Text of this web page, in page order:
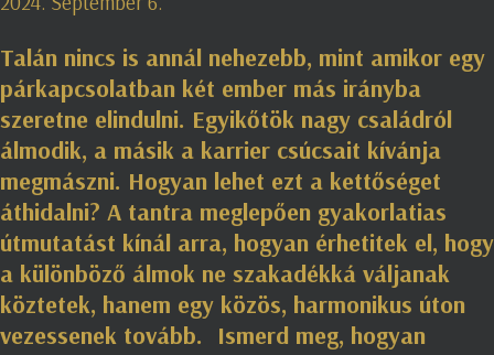
Talán nincs is annál nehezebb, mint amikor egy
párkapcsolatban két ember más irányba
szeretne elindulni. Egyikőtök nagy családról
álmodik, a másik a karrier csúcsait kívánja
megmászni. Hogyan lehet ezt a kettőséget
áthidalni? A tantra meglepően gyakorlatias
útmutatást kínál arra, hogyan érhetitek el, hogy
a különböző álmok ne szakadékká váljanak
köztetek, hanem egy közös, harmonikus úton
vezessenek tovább. Ismerd meg, hogyan